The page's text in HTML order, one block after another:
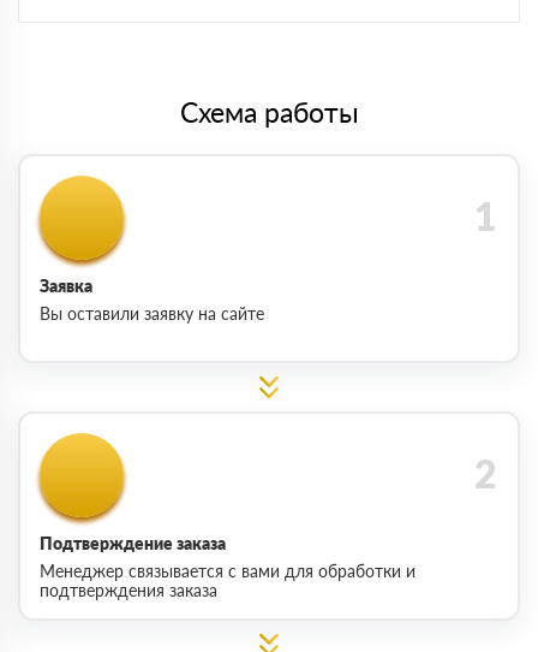
Схема работы
Заявка
Вы оставили заявку на сайте
Подтверждение заказа
Менеджер связывается с вами для обработки и
подтверждения заказа